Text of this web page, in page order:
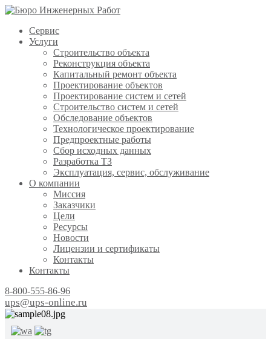
Сервис
Услуги
Строительство объекта
Реконструкция объекта
Капитальный ремонт объекта
Проектирование объектов
Проектирование систем и сетей
Строительство систем и сетей
Обследование объектов
Технологическое проектирование
Предпроектные работы
Сбор исходных данных
Разработка ТЗ
Эксплуатация, сервис, обслуживание
О компании
Миссия
Заказчики
Цели
Ресурсы
Новости
Лицензии и сертификаты
Контакты
Контакты
8-800-555-86-96
ups@ups-online.ru